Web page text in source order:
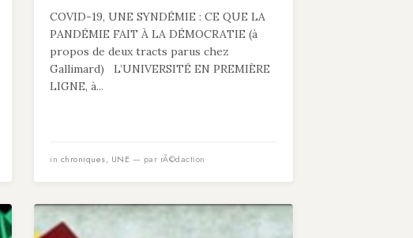
COVID-19, UNE SYNDÉMIE : CE QUE LA
PANDÉMIE FAIT À LA DÉMOCRATIE (à
propos de deux tracts parus chez
Gallimard) L’UNIVERSITÉ EN PREMIÈRE
LIGNE, à...
in chroniques, UNE — par rÃ©daction